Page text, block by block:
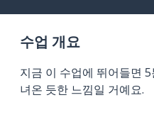
수업 개요
지금 이 수업에 뛰어들면
녀온 듯한 느낌일 거예요.